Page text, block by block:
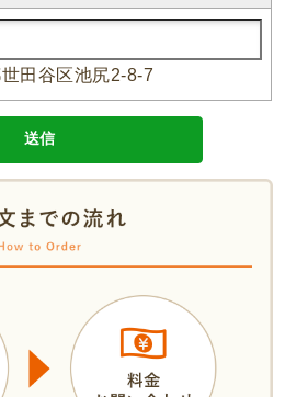
田谷区池尻2-8-7